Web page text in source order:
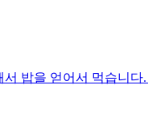
밥을 얻어서 먹습니